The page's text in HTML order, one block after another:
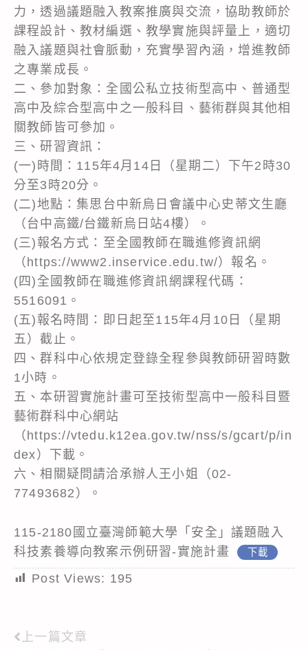
力，透過議題融入教案推廣與交流，協助教師於
課程設計、教材編選、教學實施與評量上，適切
融入議題與社會脈動，充實學習內涵，增進教師
之專業成長。
二、參加對象：全國公私立技術型高中、普通型
高中及綜合型高中之一般科目、藝術群與其他相
關教師皆可參加。
三、研習資訊：
(一)時間：115年4月14日（星期二）下午2時30
分至3時20分。
(二)地點：集思台中新烏日會議中心史蒂文生廳
（台中高鐵/台鐵新烏日站4樓）。
(三)報名方式：至全國教師在職進修資訊網
（https://www2.inservice.edu.tw/）報名。
(四)全國教師在職進修資訊網課程代碼：
5516091。
(五)報名時間：即日起至115年4月10日（星期
五）截止。
四、群科中心依規定登錄全程參與教師研習時數
1小時。
五、本研習實施計畫可至技術型高中一般科目暨
藝術群科中心網站
（https://vtedu.k12ea.gov.tw/nss/s/gcart/p/in
dex）下載。
六、相關疑問請洽承辦人王小姐（02-
77493682）。
115-2180國立臺灣師範大學「安全」議題融入
科技素養導向教案示例研習-實施計畫
下載
Post Views: 195
Read
上一篇文章